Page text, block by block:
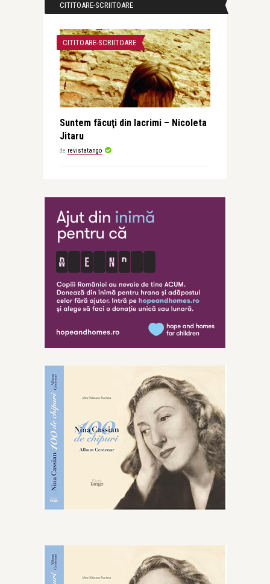
CITITOARE-SCRIITOARE
CITITOARE-SCRIITOARE
Suntem făcuţi din lacrimi – Nicoleta
Jitaru
de revistatango